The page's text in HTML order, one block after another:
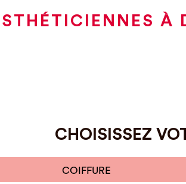
À
CHOISISSEZ
COIFFURE